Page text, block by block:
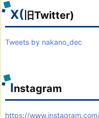
ブ
X( 旧Twitter)
Tweets by nakano_dec
Instagram
https://